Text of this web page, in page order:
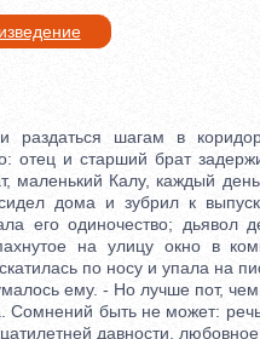
шагам в
отец и старший брат
маленький Калу, каждый
дома и зубрил к
его одиночество; дьявол
на улицу окно в
по носу и упала на
ему. - Но лучше пот, чем
быть не может:
давности,